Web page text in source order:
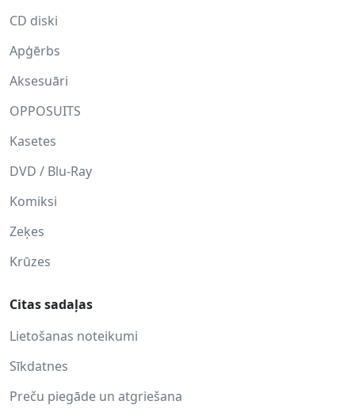
CD diski
Apģērbs
Aksesuāri
OPPOSUITS
Kasetes
DVD / Blu-Ray
Komiksi
Zeķes
Krūzes
Citas sadaļas
Lietošanas noteikumi
Sīkdatnes
Preču piegāde un atgriešana